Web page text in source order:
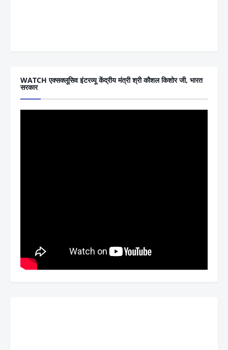
WATCH एक्सक्लूसिव इंटरव्यू केंद्रीय मंत्री श्री कौशल किशोर जी, भारत
सरकार